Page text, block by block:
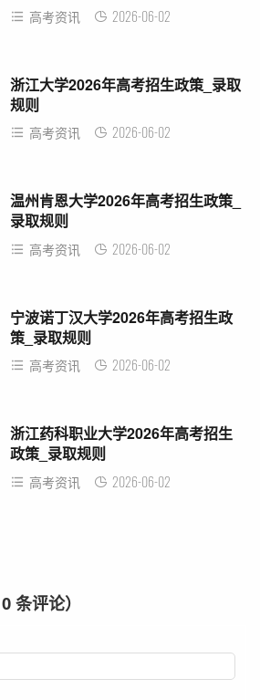
高考资讯 2026-06-02
浙江大学2026年高考招生政策_录取
规则
高考资讯 2026-06-02
温州肯恩大学2026年高考招生政策_
录取规则
高考资讯 2026-06-02
宁波诺丁汉大学2026年高考招生政
策_录取规则
高考资讯 2026-06-02
浙江药科职业大学2026年高考招生
政策_录取规则
高考资讯 2026-06-02
0 条评论）